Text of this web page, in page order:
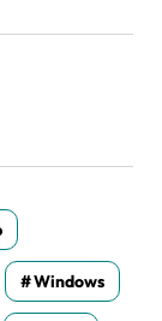
Windows